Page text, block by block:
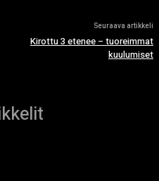
Seuraava artikkeli
Kirottu 3 etenee – tuoreimmat
kuulumiset